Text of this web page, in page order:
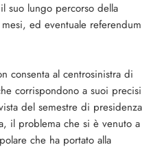
suo lungo percorso della
ed eventuale referendum
consenta al centrosinistra di
corrispondono a suoi precisi
del semestre di presidenza
il problema che si è venuto a
che ha portato alla